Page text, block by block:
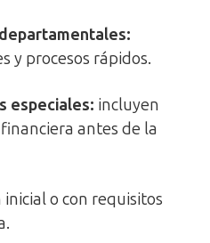
y procesos rápidos.
especiales: incluyen
antes de la
o con requisitos